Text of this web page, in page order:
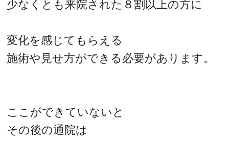
少なくとも来院された８割以上の方に
変化を感じてもらえる
施術や見せ方ができる必要があります。
ここができていないと
その後の通院は